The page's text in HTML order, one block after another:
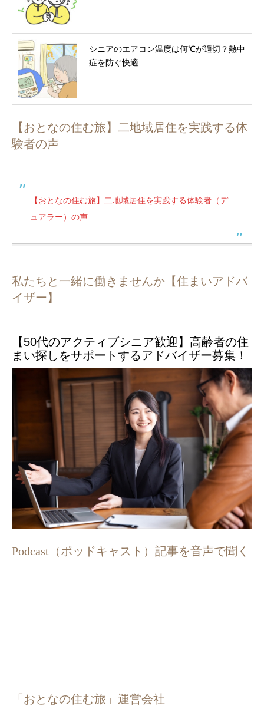
シニアのエアコン温度は何℃が適切？熱中
症を防ぐ快適...
【おとなの住む旅】二地域居住を実践する体
験者の声
【おとなの住む旅】二地域居住を実践する体験者（デ
ュアラー）の声
私たちと一緒に働きませんか【住まいアドバ
イザー】
【50代のアクティブシニア歓迎】高齢者の住
まい探しをサポートするアドバイザー募集！
Podcast（ポッドキャスト）記事を音声で聞く
「おとなの住む旅」運営会社